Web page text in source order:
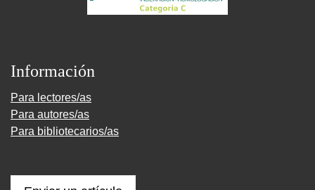
Información
Para lectores/as
Para autores/as
Para bibliotecarios/as